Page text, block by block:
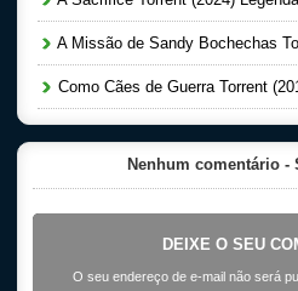
A Missão de Sandy Bochechas Torrent
Como Cães de Guerra Torrent
Nenhum comentário -
DEIXE O SEU
O seu endereço de e-mail não será